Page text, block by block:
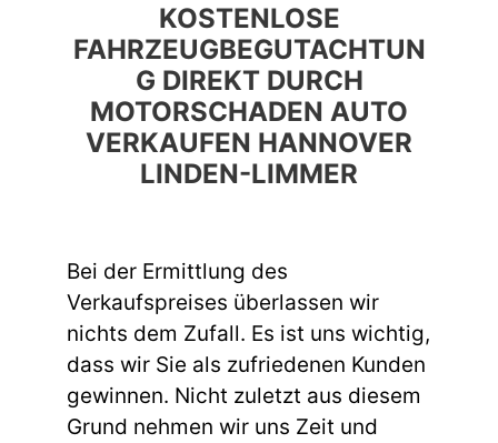
KOSTENLOSE
FAHRZEUGBEGUTACHTUN
G DIREKT DURCH
MOTORSCHADEN AUTO
VERKAUFEN HANNOVER
LINDEN-LIMMER
Bei der Ermittlung des
Verkaufspreises überlassen wir
nichts dem Zufall. Es ist uns wichtig,
dass wir Sie als zufriedenen Kunden
gewinnen. Nicht zuletzt aus diesem
Grund nehmen wir uns Zeit und